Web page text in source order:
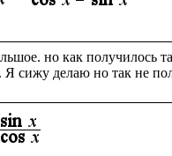
но как получилось